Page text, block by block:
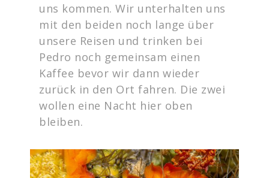
uns kommen. Wir unterhalten uns
mit den beiden noch lange über
unsere Reisen und trinken bei
Pedro noch gemeinsam einen
Kaffee bevor wir dann wieder
zurück in den Ort fahren. Die zwei
wollen eine Nacht hier oben
bleiben.